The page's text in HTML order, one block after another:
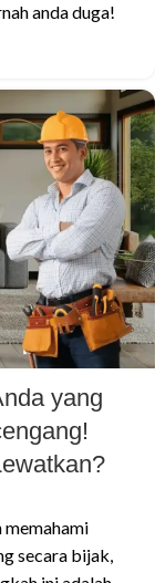
anda duga!
yang
memahami
secara bijak,